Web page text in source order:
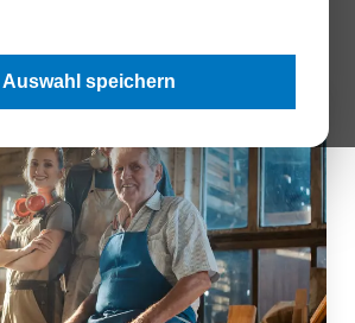
Auswahl speichern